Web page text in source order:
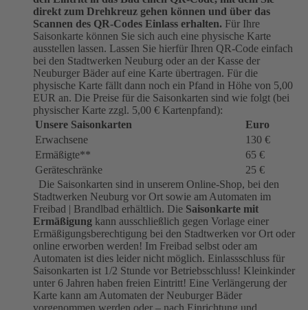
direkt zum Drehkreuz gehen können und über das
Scannen des QR-Codes Einlass erhalten. Für Ihre
Saisonkarte können Sie sich auch eine physische Karte
ausstellen lassen. Lassen Sie hierfür Ihren QR-Code einfach
bei den Stadtwerken Neuburg oder an der Kasse der
Neuburger Bäder auf eine Karte übertragen. Für die
physische Karte fällt dann noch ein Pfand in Höhe von 5,00
EUR an. Die Preise für die Saisonkarten sind wie folgt (bei
physischer Karte zzgl. 5,00 € Kartenpfand):
Unsere Saisonkarten
Euro
Erwachsene
130 €
Ermäßigte**
65 €
Geräteschränke
25 €
Die Saisonkarten sind in unserem Online-Shop, bei den
Stadtwerken Neuburg vor Ort sowie am Automaten im
Freibad | Brandlbad erhältlich. Die Saisonkarte mit
Ermäßigung kann ausschließlich gegen Vorlage einer
Ermäßigungsberechtigung bei den Stadtwerken vor Ort oder
online erworben werden! Im Freibad selbst oder am
Automaten ist dies leider nicht möglich. Einlassschluss für
Saisonkarten ist 1/2 Stunde vor Betriebsschluss! Kleinkinder
unter 6 Jahren haben freien Eintritt! Eine Verlängerung der
Karte kann am Automaten der Neuburger Bäder
vorgenommen werden oder – nach Einrichtung und